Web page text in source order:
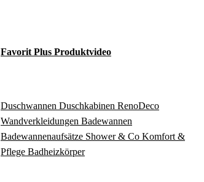
Favorit Plus Produktvideo
Duschwannen Duschkabinen RenoDeco
Wandverkleidungen Badewannen
Badewannenaufsätze Shower & Co Komfort &
Pflege Badheizkörper